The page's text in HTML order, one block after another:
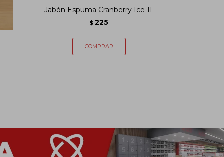
Jabón Espuma Cranberry Ice 1L
$ 225